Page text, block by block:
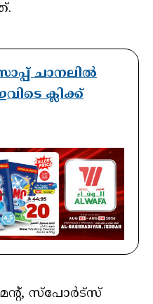
ചാനലിൽ
ക്ലിക്ക്
സ്പോർട്സ്